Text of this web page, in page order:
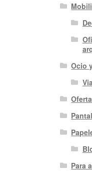
Ocio
Para